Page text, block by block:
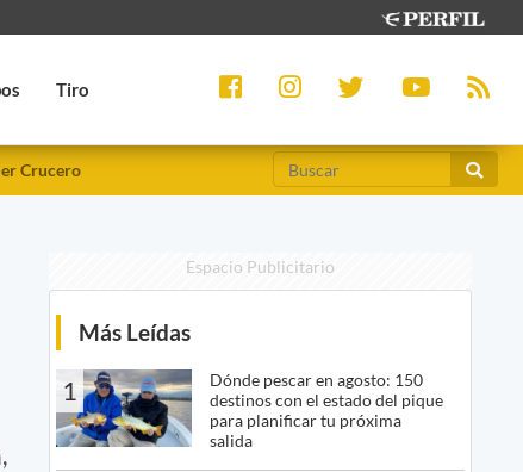
Tiro
Crucero
Espacio Publicitario
Más Leídas
1
Dónde pescar en agosto: 150
destinos con el estado del pique
para planificar tu próxima
salida